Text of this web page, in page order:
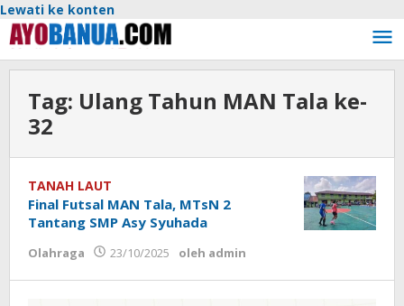
Lewati ke konten
Tag: Ulang Tahun MAN Tala ke-
32
TANAH LAUT
Final Futsal MAN Tala, MTsN 2
Tantang SMP Asy Syuhada
Olahraga 23/10/2025 oleh admin